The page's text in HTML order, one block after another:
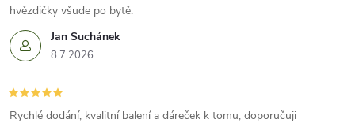
Jan Suchánek
8.7.2026
hvězdičky všude po bytě.
Rychlé dodání, kvalitní balení a dáreček k tomu, doporučuji